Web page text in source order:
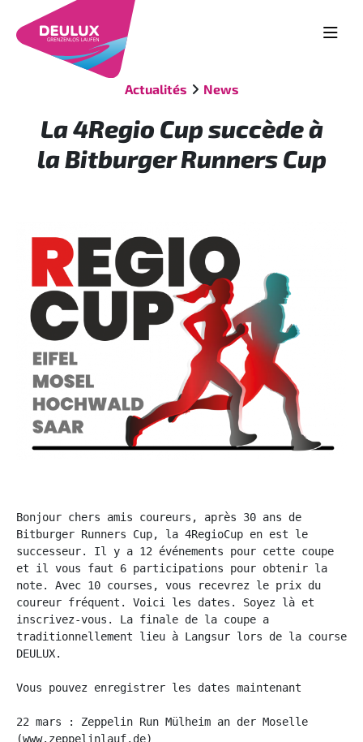
Actualités News
La 4Regio Cup succède à
la Bitburger Runners Cup
Bonjour chers amis coureurs, après 30 ans de
Bitburger Runners Cup, la 4RegioCup en est le
successeur. Il y a 12 événements pour cette coupe
et il vous faut 6 participations pour obtenir la
note. Avec 10 courses, vous recevrez le prix du
coureur fréquent. Voici les dates. Soyez là et
inscrivez-vous. La finale de la coupe a
traditionnellement lieu à Langsur lors de la course
DEULUX.
Vous pouvez enregistrer les dates maintenant
22 mars : Zeppelin Run Mülheim an der Moselle
(www.zeppelinlauf.de)